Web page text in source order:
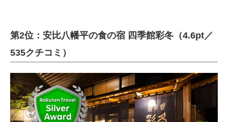
第2位：安比八幡平の食の宿 四季館彩冬（4.6pt／
535クチコミ）